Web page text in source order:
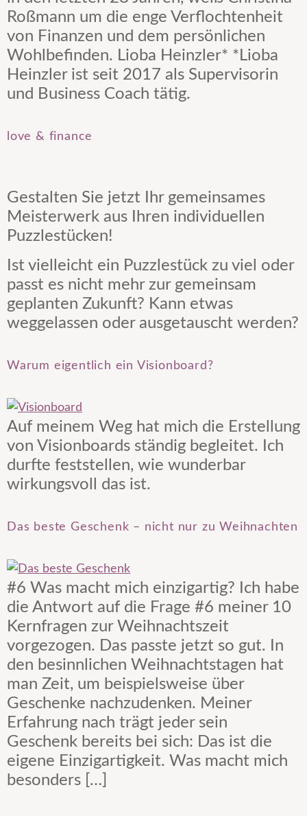
Roßmann um die enge Verflochtenheit
von Finanzen und dem persönlichen
Wohlbefinden. Lioba Heinzler* *Lioba
Heinzler ist seit 2017 als Supervisorin
und Business Coach tätig.
love & finance
Gestalten Sie jetzt Ihr gemeinsames
Meisterwerk aus Ihren individuellen
Puzzlestücken!
Ist vielleicht ein Puzzlestück zu viel oder
passt es nicht mehr zur gemeinsam
geplanten Zukunft? Kann etwas
weggelassen oder ausgetauscht werden?
Warum eigentlich ein Visionboard?
Auf meinem Weg hat mich die Erstellung
von Visionboards ständig begleitet. Ich
durfte feststellen, wie wunderbar
wirkungsvoll das ist.
Das beste Geschenk – nicht nur zu Weihnachten
#6 Was macht mich einzigartig? Ich habe
die Antwort auf die Frage #6 meiner 10
Kernfragen zur Weihnachtszeit
vorgezogen. Das passte jetzt so gut. In
den besinnlichen Weihnachtstagen hat
man Zeit, um beispielsweise über
Geschenke nachzudenken. Meiner
Erfahrung nach trägt jeder sein
Geschenk bereits bei sich: Das ist die
eigene Einzigartigkeit. Was macht mich
besonders […]